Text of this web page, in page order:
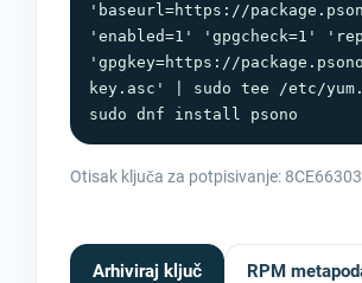
'baseurl=https://
'enabled=1' 'gpgcheck=1'
'gpgkey=https://
key.asc' | sudo tee /etc/
sudo dnf install psono
Otisak ključa za potpisivanje:
Arhiviraj ključ RPM